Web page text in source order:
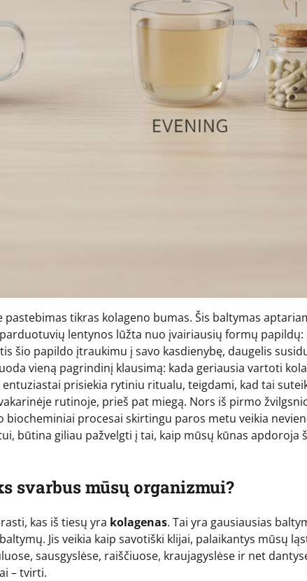
tikras kolageno bumas. Šis baltymas
lentynos lūžta nuo įvairiausių formų papildų:
šio papildo įtraukimu į savo kasdienybę, daugelis
vieną pagrindinį klausimą: kada geriausia vartoti
prisiekia rytiniu ritualu, teigdami, kad tai
rutinoje, prieš pat miegą. Nors iš pirmo
procesai skirtingu paros metu veikia
būtina giliau pažvelgti į tai, kaip mūsų kūnas apdoroja
svarbus mūsų organizmui?
kas iš tiesų yra kolagenas. Tai yra gausiausias
Jis veikia kaip savotiški klijai, palaikantys mūsų
sausgyslėse, raiščiuose, kraujagyslėse ir net
– tvirti.